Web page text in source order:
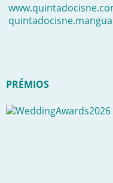
PRÉMIOS